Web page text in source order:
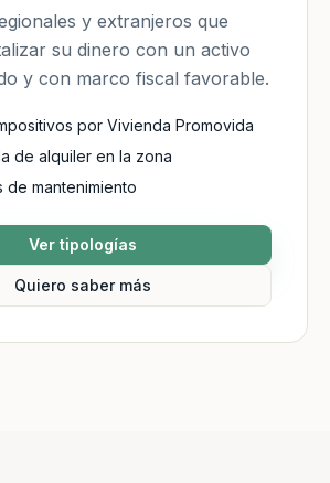
y extranjeros que
su dinero con un activo
y con marco fiscal favorable.
por Vivienda Promovida
de alquiler en la zona
de mantenimiento
Ver tipologías
Quiero saber más